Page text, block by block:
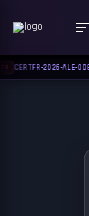
CERTFR-2026-ALE-008